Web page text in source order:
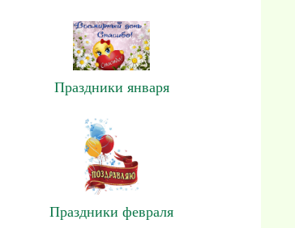
Праздники января
Праздники февраля